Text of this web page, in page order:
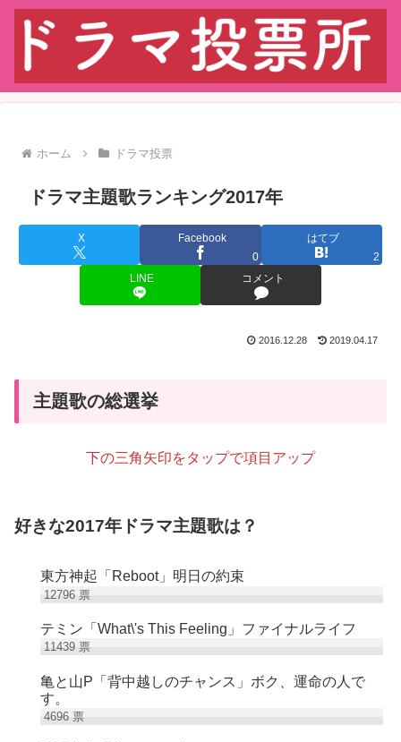
ホーム ドラマ投票
ドラマ主題歌ランキング2017年
X
Facebook
0
はてブ
2
LINE
コメント
2016.12.28 2019.04.17
主題歌の総選挙
下の三角矢印をタップで項目アップ
好きな2017年ドラマ主題歌は？
東方神起「Reboot」明日の約束
12796票
テミン「What\'s This Feeling」ファイナルライフ
11439票
亀と山P「背中越しのチャンス」ボク、運命の人で
す。
4696票